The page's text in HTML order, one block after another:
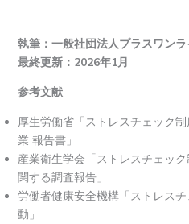
執筆：一般社団法人プラスワンラ
最終更新：2026年1月
参考文献
厚生労働省「ストレスチェック
業 報告書」
産業衛生学会「ストレスチェッ
関する調査報告」
労働者健康安全機構「ストレス
動」